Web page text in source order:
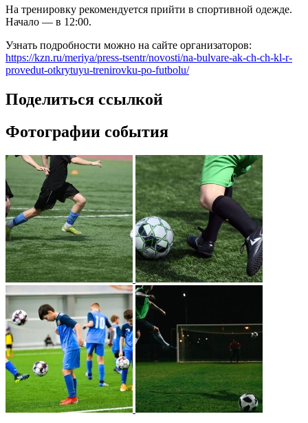
На тренировку рекомендуется прийти в спортивной одежде.
Начало — в 12:00.
Узнать подробности можно на сайте организаторов:
https://kzn.ru/meriya/press-tsentr/novosti/na-bulvare-ak-ch-ch-kl-r-
provedut-otkrytuyu-trenirovku-po-futbolu/
Поделиться ссылкой
Фотографии события